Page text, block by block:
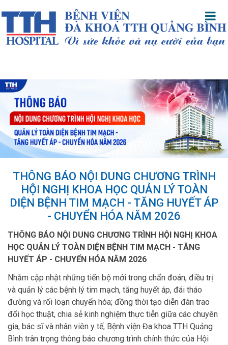
THÔNG BÁO NỘI DUNG CHƯƠNG TRÌNH
HỘI NGHỊ KHOA HỌC QUẢN LÝ TOÀN
DIỆN BỆNH TIM MẠCH - TĂNG HUYẾT ÁP
- CHUYỂN HÓA NĂM 2026
THÔNG BÁO NỘI DUNG CHƯƠNG TRÌNH HỘI NGHỊ KHOA
HỌC QUẢN LÝ TOÀN DIỆN BỆNH TIM MẠCH - TĂNG
HUYẾT ÁP - CHUYỂN HÓA NĂM 2026
Nhằm cập nhật những tiến bộ mới trong chẩn đoán, điều trị
và quản lý các bệnh lý tim mạch, tăng huyết áp, đái tháo
đường và rối loạn chuyển hóa; đồng thời tạo diễn đàn trao
đổi học thuật, chia sẻ kinh nghiệm thực tiễn giữa các chuyên
gia, bác sĩ và nhân viên y tế, Bệnh viện Đa khoa TTH Quảng
Bình trân trọng thông báo chương trình chính thức của Hội